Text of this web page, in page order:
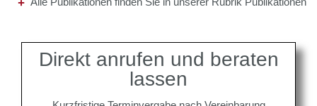
Direkt anrufen und beraten
lassen